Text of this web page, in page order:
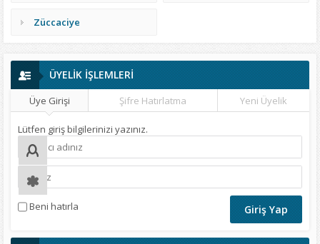
Züccaciye
ÜYELİK İŞLEMLERİ
Üye Girişi Şifre Hatırlatma Yeni Üyelik
Lütfen giriş bilgilerinizi yazınız.
Beni hatırla